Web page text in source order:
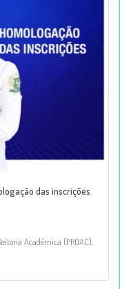
das inscrições
Acadêmica (PROAC),